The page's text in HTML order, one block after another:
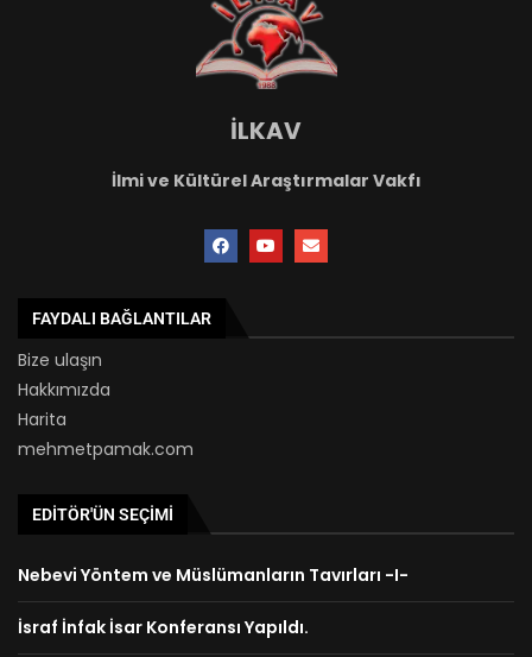
İLKAV
İlmi ve Kültürel Araştırmalar Vakfı
FAYDALI BAĞLANTILAR
Bize ulaşın
Hakkımızda
Harita
mehmetpamak.com
EDITÖR'ÜN SEÇIMI
Nebevi Yöntem ve Müslümanların Tavırları -I-
İsraf İnfak İsar Konferansı Yapıldı.